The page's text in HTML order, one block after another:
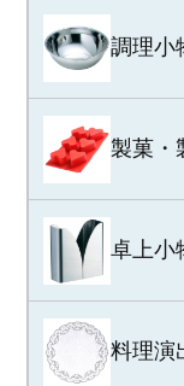
調理小
製菓・
卓上小
料理演